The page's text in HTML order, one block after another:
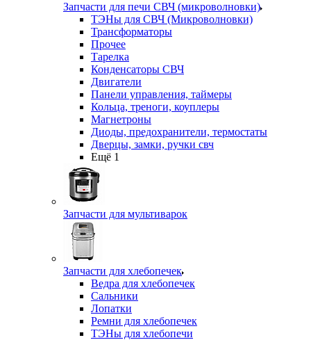
Запчасти для печи СВЧ (микроволновки)
ТЭНы для СВЧ (Микроволновки)
Трансформаторы
Прочее
Тарелка
Конденсаторы СВЧ
Двигатели
Панели управления, таймеры
Кольца, треноги, коуплеры
Магнетроны
Диоды, предохранители, термостаты
Дверцы, замки, ручки свч
Ещё 1
Запчасти для мультиварок
Запчасти для хлебопечек
Ведра для хлебопечек
Сальники
Лопатки
Ремни для хлебопечек
ТЭНы для хлебопечи